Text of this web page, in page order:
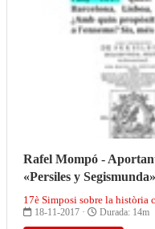
Rafel Mompó -
«Persiles y
17è Simposi sobre la història
18-11-2017 · Durada: 14m